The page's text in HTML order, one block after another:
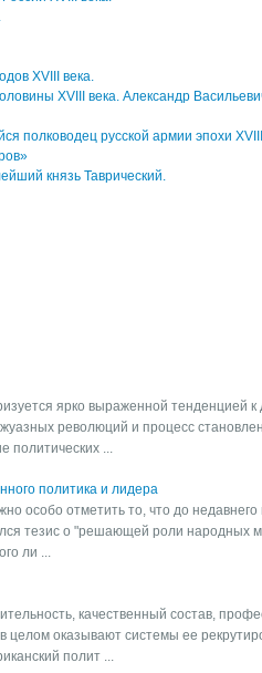
XVIII века.
XVIII века. Александр
полководец русской армии эпохи
князь Таврический.
ярко выраженной тенденцией к
революций и процесс
политических ...
политика и лидера
особо отметить то, что до
тезис о "решающей роли народных
ли ...
качественный состав,
целом оказывают системы ее
полит ...